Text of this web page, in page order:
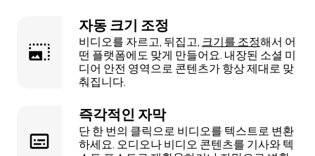
자동 크기 조정
비디오를 자르고, 뒤집고, 크기를 조정해서 어
떤 플랫폼에도 맞게 만들어요. 내장된 소셜 미
디어 안전 영역으로 콘텐츠가 항상 제대로 맞
춰집니다.
즉각적인 자막
단 한 번의 클릭으로 비디오를 텍스트로 변환
하세요. 오디오나 비디오 콘텐츠를 기사와 텍